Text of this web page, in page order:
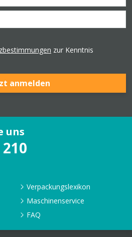
zur Kenntnis
anmelden
uns
Verpackungslexikon
Maschinenservice
FAQ